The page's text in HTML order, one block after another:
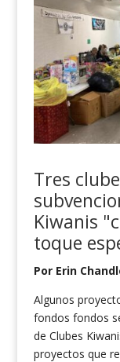
Tres
Kiwanis
toque
Por Erin
Algunos
fondos fondos
de Clubes
proyectos que